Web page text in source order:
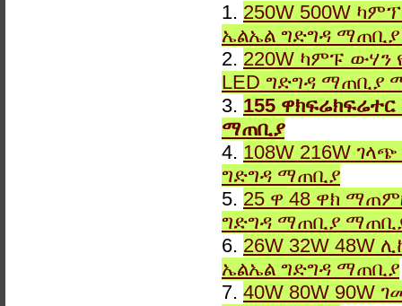
1. 250W 500W
ኤልኤል ግድግዳ
2. 220W ካምፑ ውሃን
LED ግድግዳ ማጠቢያ
3. 155 ዋክፍሬክፍሬተር
ማጠቢያ
4. 108W 216W
ግድግዳ ማጠቢያ
5. 25 ዋ 48 ዋክ
ግድግዳ ማጠቢያ
6. 26W 32W 48W
ኤልኤል ግድግዳ ማጠቢያ
7. 40W 80W 90W